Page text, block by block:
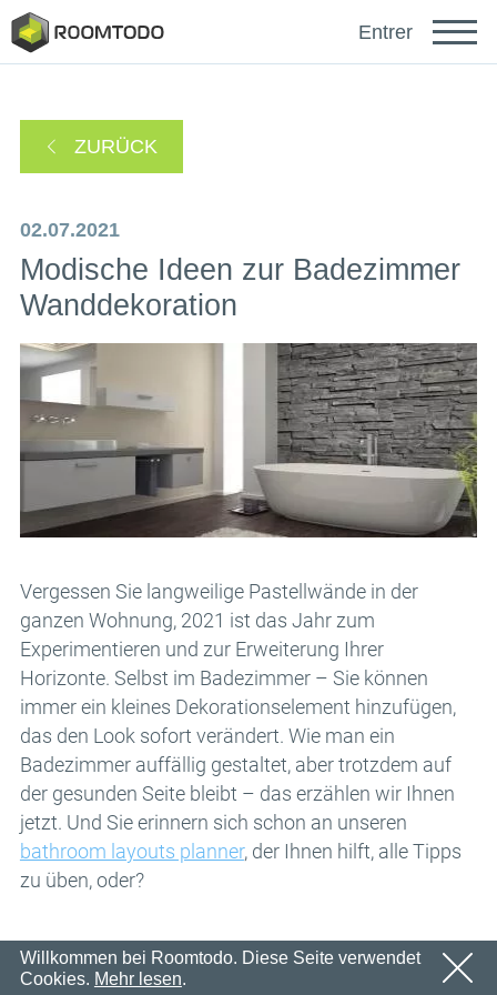
sich anmelden mit
Email
Passwort
OK
Anmeldung Passwort erinnern
Danke für die Registrierung
Wir werden in Kürze eine E-Mail mit einem
aktivieren
OK
Ein Link zur Passwortwiederherstellung wurde an
Ihre E-Mail-Adresse gesendet.
OK
Entrer
ZURÜCK
02.07.2021
Modische Ideen zur Badezimmer
Wanddekoration
Vergessen Sie langweilige Pastellwände in der
ganzen Wohnung, 2021 ist das Jahr zum
Experimentieren und zur Erweiterung Ihrer
Horizonte. Selbst im Badezimmer – Sie können
immer ein kleines Dekorationselement hinzufügen,
das den Look sofort verändert. Wie man ein
Badezimmer auffällig gestaltet, aber trotzdem auf
der gesunden Seite bleibt – das erzählen wir Ihnen
jetzt. Und Sie erinnern sich schon an unseren
bathroom layouts planner, der Ihnen hilft, alle Tipps
zu üben, oder?
Kreative Wandgestaltung für Ihr
Willkommen bei Roomtodo. Diese Seite verwendet
Cookies. Mehr lesen.